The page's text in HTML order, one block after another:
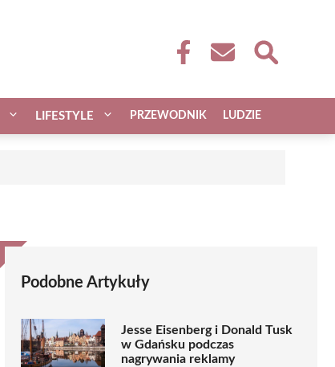
LIFESTYLE PRZEWODNIK LUDZIE
Podobne Artykuły
Jesse Eisenberg i Donald Tusk
w Gdańsku podczas
nagrywania reklamy